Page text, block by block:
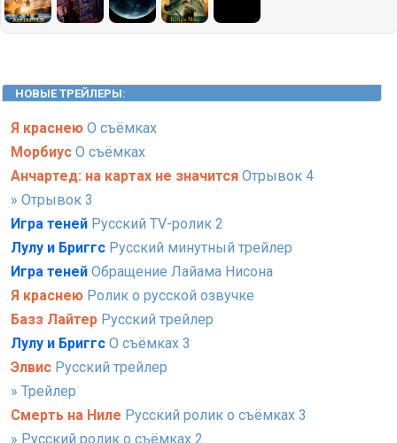
НОВЫЕ ТРЕЙЛЕРЫ:
Я краснею О съёмках
Морбиус О съёмках
Анчартед: на картах не значится Отрывок 4
» Отрывок 3
Игра теней Русский TV-ролик 2
Лулу и Бриггс Русский минутный трейлер
Игра теней Обращение Лайама Нисона
Я краснею Ролик о русской озвучке
Базз Лайтер Русский трейлер
Лулу и Бриггс О съёмках 3
Элвис Русский трейлер
» Трейлер
Смерть на Ниле Русский ролик о съёмках 3
» Русский ролик о съёмках 2